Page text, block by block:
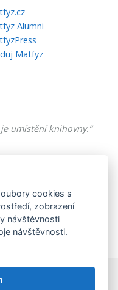
umístění knihovny.“
Alumni
Matfyz
cookies s
zobrazení
návštěvnosti
návštěvnosti.